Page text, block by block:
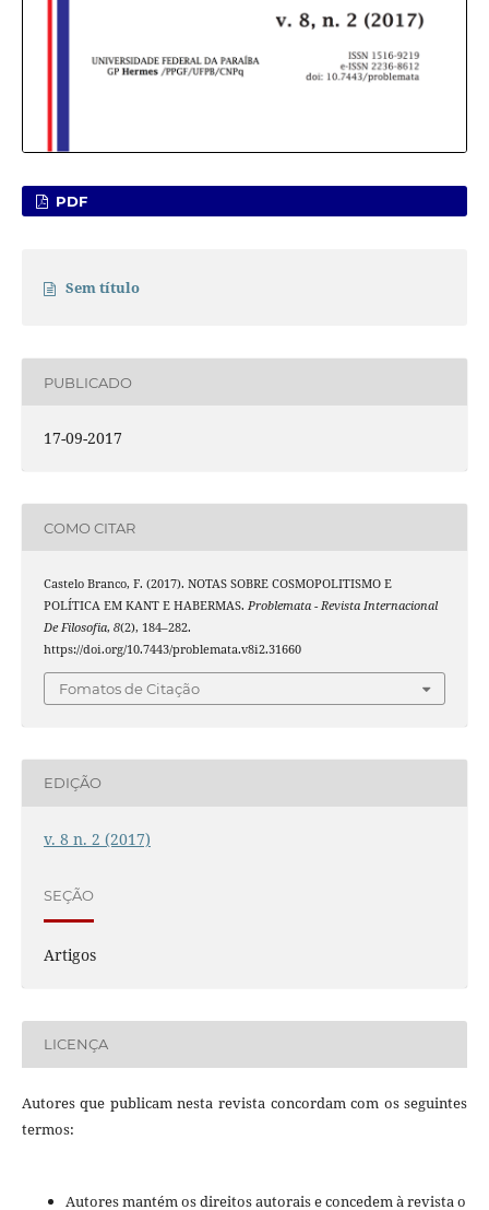
PDF
Sem título
PUBLICADO
17-09-2017
COMO CITAR
Castelo Branco, F. (2017). NOTAS SOBRE COSMOPOLITISMO E
POLÍTICA EM KANT E HABERMAS. Problemata - Revista Internacional
De Filosofia, 8(2), 184–282.
https://doi.org/10.7443/problemata.v8i2.31660
Fomatos de Citação
EDIÇÃO
v. 8 n. 2 (2017)
SEÇÃO
Artigos
LICENÇA
Autores que publicam nesta revista concordam com os seguintes
termos:
Autores mantém os direitos autorais e concedem à revista o